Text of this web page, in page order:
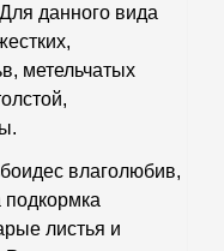
данного вида
метельчатых
влаголюбив,
подкормка
листья и